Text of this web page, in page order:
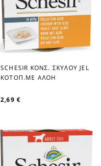
favorite_border
SCHESIR ΚΟΝΣ. ΣΚΥΛOY JEL
ΚΟΤΟΠ.ΜΕ ΑΛΟΗ
2,69 €